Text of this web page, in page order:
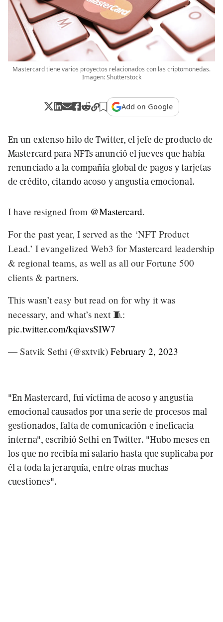
Mastercard tiene varios proyectos relacionados con las criptomonedas.
Imagen: Shutterstock
Add on Google
En un extenso hilo de Twitter, el jefe de producto de
Mastercard para NFTs anunció el jueves que había
renunciado a la compañía global de pagos y tarjetas
de crédito, citando acoso y angustia emocional.
I have resigned from @Mastercard.
For the past year, I served as the ‘NFT Product
Lead.’ I evangelized Web3 for Mastercard leadership
& regional teams, as well as all our Fortune 500
clients & partners.
This wasn’t easy but read on for why it was
necessary, and what’s next 🧵:
pic.twitter.com/kqiavsSIW7
— Satvik Sethi (@sxtvik) February 2, 2023
"En Mastercard, fui víctima de acoso y angustia
emocional causados por una serie de procesos mal
gestionados, falta de comunicación e ineficacia
interna", escribió Sethi en Twitter. "Hubo meses en
los que no recibía mi salario hasta que suplicaba por
él a toda la jerarquía, entre otras muchas
cuestiones".